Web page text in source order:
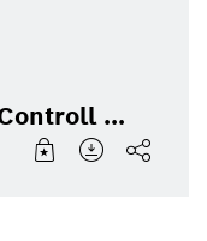
...